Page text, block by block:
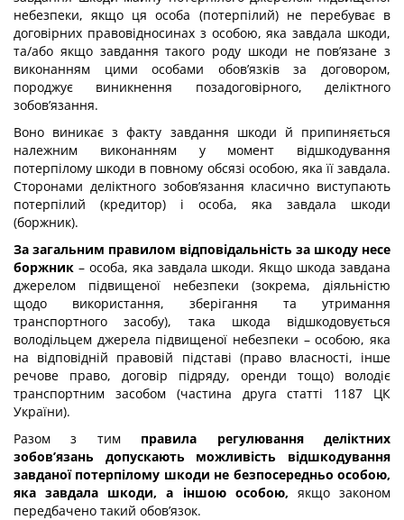
небезпеки, якщо ця особа (потерпілий) не перебуває в
договірних правовідносинах з особою, яка завдала шкоди,
та/або якщо завдання такого роду шкоди не пов’язане з
виконанням цими особами обов’язків за договором,
породжує виникнення позадоговірного, деліктного
зобов’язання.
Воно виникає з факту завдання шкоди й припиняється
належним виконанням у момент відшкодування
потерпілому шкоди в повному обсязі особою, яка її завдала.
Сторонами деліктного зобов’язання класично виступають
потерпілий (кредитор) і особа, яка завдала шкоди
(боржник).
За загальним правилом відповідальність за шкоду несе
боржник – особа, яка завдала шкоди. Якщо шкода завдана
джерелом підвищеної небезпеки (зокрема, діяльністю
щодо використання, зберігання та утримання
транспортного засобу), така шкода відшкодовується
володільцем джерела підвищеної небезпеки – особою, яка
на відповідній правовій підставі (право власності, інше
речове право, договір підряду, оренди тощо) володіє
транспортним засобом (частина друга статті 1187 ЦК
України).
Разом з тим правила регулювання деліктних
зобов’язань допускають можливість відшкодування
завданої потерпілому шкоди не безпосередньо особою,
яка завдала шкоди, а іншою особою, якщо законом
передбачено такий обов’язок.